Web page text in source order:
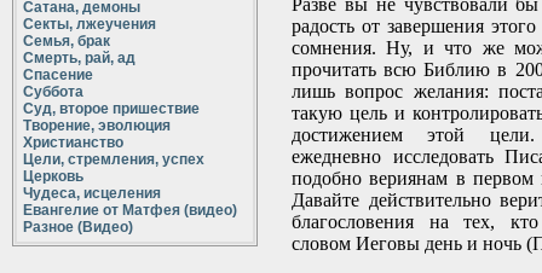
Сатана, демоны
Секты, лжеучения
Семья, брак
Смерть, рай, ад
Спасение
Суббота
Суд, второе пришествие
Творение, эволюция
Христианство
Цели, стремления, успех
Церковь
Чудеса, исцеления
Евангелие от Матфея (видео)
Разное (Видео)
Разве вы не чувствовали
радость от завершения
сомнения. Ну, и что же
прочитать всю Библию в
лишь вопрос желания:
такую цель и
достижением этой
ежедневно исследовать
подобно вериянам в первом
Давайте действительно
благословения на тех,
словом Иеговы день и ночь